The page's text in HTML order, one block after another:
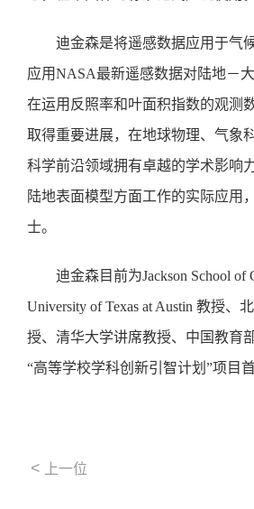
迪金森是将遥感数据应用于气
应用NASA最新遥感数据对陆地－
在运用反照率和叶面积指数的观测
取得重要进展，在地球物理、气象
科学前沿领域拥有卓越的学术影响
陆地表面模型方面工作的实际应用
士。
迪金森目前为Jackson School of
University of Texas at Austin 教授、
授、清华大学讲席教授、中国教育
“高等学校学科创新引智计划”项目
< 上一位